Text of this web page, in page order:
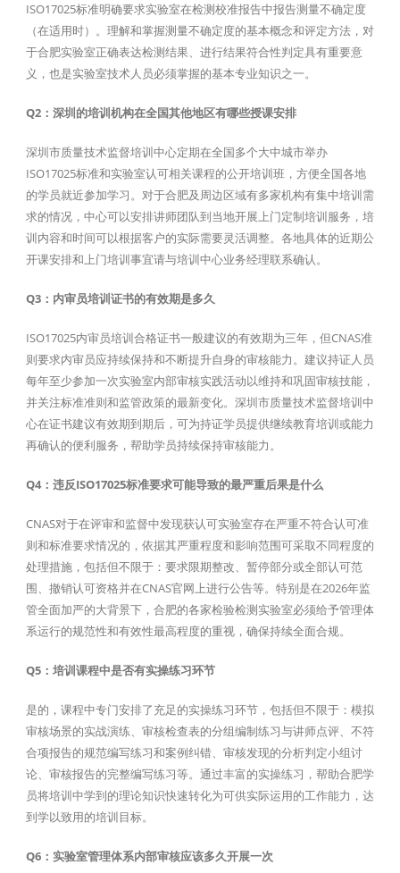
ISO17025标准明确要求实验室在检测校准报告中报告测量不确定度
（在适用时）。理解和掌握测量不确定度的基本概念和评定方法，对
于合肥实验室正确表达检测结果、进行结果符合性判定具有重要意
义，也是实验室技术人员必须掌握的基本专业知识之一。
Q2：深圳的培训机构在全国其他地区有哪些授课安排
深圳市质量技术监督培训中心定期在全国多个大中城市举办
ISO17025标准和实验室认可相关课程的公开培训班，方便全国各地
的学员就近参加学习。对于合肥及周边区域有多家机构有集中培训需
求的情况，中心可以安排讲师团队到当地开展上门定制培训服务，培
训内容和时间可以根据客户的实际需要灵活调整。各地具体的近期公
开课安排和上门培训事宜请与培训中心业务经理联系确认。
Q3：内审员培训证书的有效期是多久
ISO17025内审员培训合格证书一般建议的有效期为三年，但CNAS准
则要求内审员应持续保持和不断提升自身的审核能力。建议持证人员
每年至少参加一次实验室内部审核实践活动以维持和巩固审核技能，
并关注标准准则和监管政策的最新变化。深圳市质量技术监督培训中
心在证书建议有效期到期后，可为持证学员提供继续教育培训或能力
再确认的便利服务，帮助学员持续保持审核能力。
Q4：违反ISO17025标准要求可能导致的最严重后果是什么
CNAS对于在评审和监督中发现获认可实验室存在严重不符合认可准
则和标准要求情况的，依据其严重程度和影响范围可采取不同程度的
处理措施，包括但不限于：要求限期整改、暂停部分或全部认可范
围、撤销认可资格并在CNAS官网上进行公告等。特别是在2026年监
管全面加严的大背景下，合肥的各家检验检测实验室必须给予管理体
系运行的规范性和有效性最高程度的重视，确保持续全面合规。
Q5：培训课程中是否有实操练习环节
是的，课程中专门安排了充足的实操练习环节，包括但不限于：模拟
审核场景的实战演练、审核检查表的分组编制练习与讲师点评、不符
合项报告的规范编写练习和案例纠错、审核发现的分析判定小组讨
论、审核报告的完整编写练习等。通过丰富的实操练习，帮助合肥学
员将培训中学到的理论知识快速转化为可供实际运用的工作能力，达
到学以致用的培训目标。
Q6：实验室管理体系内部审核应该多久开展一次